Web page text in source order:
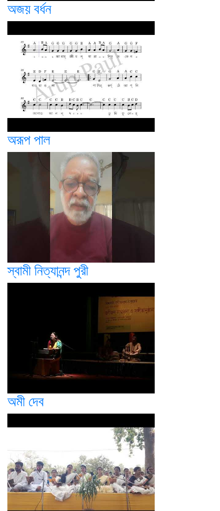
অজয় বর্ধন
অরূপ পাল
স্বামী নিত্যানন্দ পুরী
অমী দেব